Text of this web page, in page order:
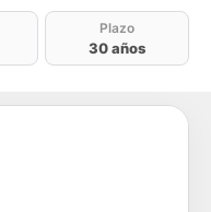
Plazo
30 años